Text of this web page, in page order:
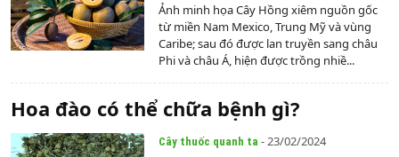
Ảnh minh họa Cây Hồng xiêm nguồn gốc
từ miền Nam Mexico, Trung Mỹ và vùng
Caribe; sau đó được lan truyền sang châu
Phi và châu Á, hiện được trồng nhiề...
Hoa đào có thể chữa bệnh gì?
Cây thuốc quanh ta - 23/02/2024